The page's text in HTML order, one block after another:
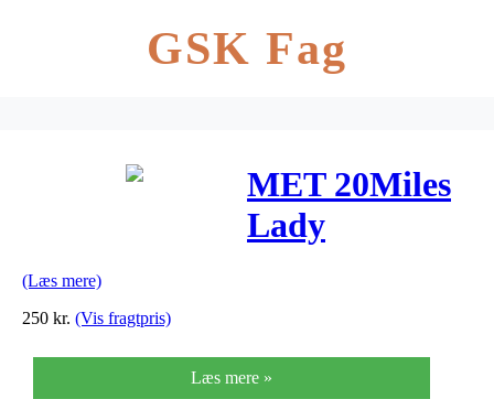
GSK Fag
MET 20Miles
Lady
Medium
(Læs mere)
250 kr. (Vis fragtpris)
Læs mere »